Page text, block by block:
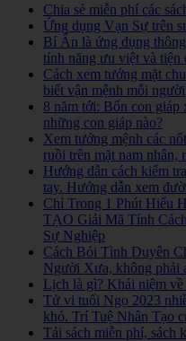
Chia sẻ miễn phí các
Ứng dụng Vạn Sự trên
Bí Ẩn là ứng dụng
tính năng ưu việt và tiện
Cách xem tướng mặt
biết vận mệnh mỗi người
8 năm tới: Bốn con giáp
những con giáp nào?
Xem tướng mệnh các
ruồi trên mặt nam nhân,
Hướng dẫn cách kiểm
tay. Hướng dẫn xem
Chỉ Trong 1 Phút Hiểu
TẠO Giải Mã Tính
Sự Nghiệp
Cách Bói Tình Duyên
Người Xưa, không phải
Lịch là gì? Khái niệm về
Tử vi tuổi Ngọ 2023
khó. Trí Tuệ Nhân Tạo
Tải sách miễn phí, sách